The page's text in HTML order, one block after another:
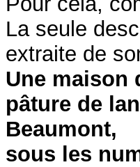
La seule
extraite de
Une maison
pâture de
Beaumont,
sous les